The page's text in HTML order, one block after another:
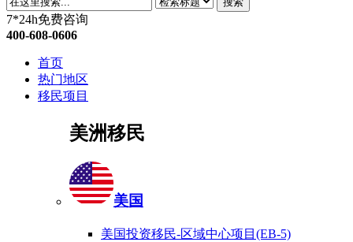
7*24h免费咨询
400-608-0606
首页
热门地区
移民项目
美洲移民
美国
美国投资移民-区域中心项目(EB-5)